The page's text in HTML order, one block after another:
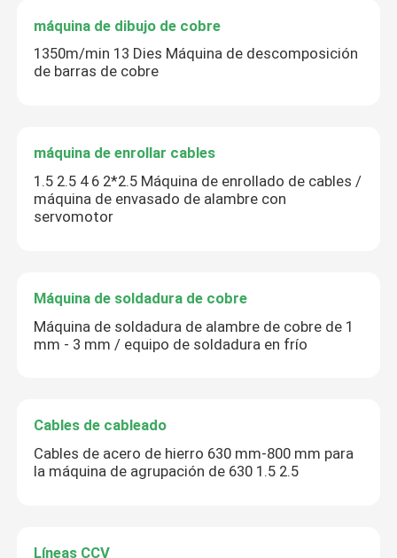
máquina de dibujo de cobre
1350m/min 13 Dies Máquina de descomposición
de barras de cobre
máquina de enrollar cables
1.5 2.5 4 6 2*2.5 Máquina de enrollado de cables /
máquina de envasado de alambre con
servomotor
Máquina de soldadura de cobre
Máquina de soldadura de alambre de cobre de 1
mm - 3 mm / equipo de soldadura en frío
Cables de cableado
Cables de acero de hierro 630 mm-800 mm para
la máquina de agrupación de 630 1.5 2.5
Líneas CCV